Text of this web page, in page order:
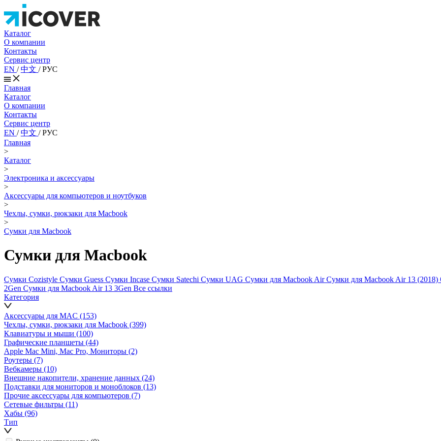
Каталог
О компании
Контакты
Сервис центр
EN /中文 /РУС
Главная
Каталог
О компании
Контакты
Сервис центр
EN /中文 /РУС
Главная
>
Каталог
>
Электроника и аксессуары
>
Аксессуары для компьютеров и ноутбуков
>
Чехлы, сумки, рюкзаки для Macbook
>
Сумки для Macbook
Сумки для Macbook
Сумки Cozistyle Сумки Guess Сумки Incase Сумки Satechi Сумки UAG Сумки для Macbook AirСумки для Macbook Air 13 (2018)
2Gen Сумки для Macbook Air 13 3Gen Все ссылки
Категория
Аксессуары для MAC (153)
Чехлы, сумки, рюкзаки для Macbook (399)
Клавиатуры и мыши (100)
Графические планшеты (44)
Apple Mac Mini, Mac Pro, Мониторы (2)
Роутеры (7)
Вебкамеры (10)
Внешние накопители, хранение данных (24)
Подставки для мониторов и моноблоков (13)
Прочие аксессуары для компьютеров (7)
Сетевые фильтры (11)
Хабы (96)
Тип